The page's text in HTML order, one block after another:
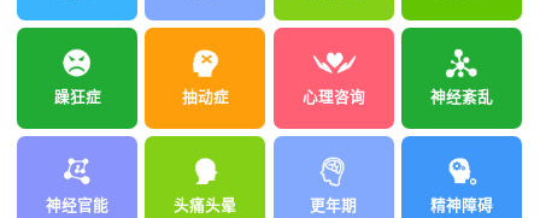
躁狂症 抽动症 心理咨询 神经紊乱
神经官能 头痛头晕 更年期 精神障碍